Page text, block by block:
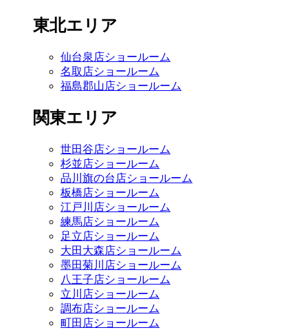
東北エリア
仙台泉店ショールーム
名取店ショールーム
福島郡山店ショールーム
関東エリア
世田谷店ショールーム
杉並店ショールーム
品川旗の台店ショールーム
板橋店ショールーム
江戸川店ショールーム
練馬店ショールーム
足立店ショールーム
大田大森店ショールーム
墨田菊川店ショールーム
八王子店ショールーム
立川店ショールーム
調布店ショールーム
町田店ショールーム